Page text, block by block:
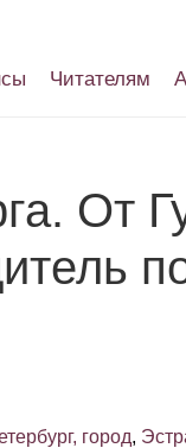
От
город,
Читателям